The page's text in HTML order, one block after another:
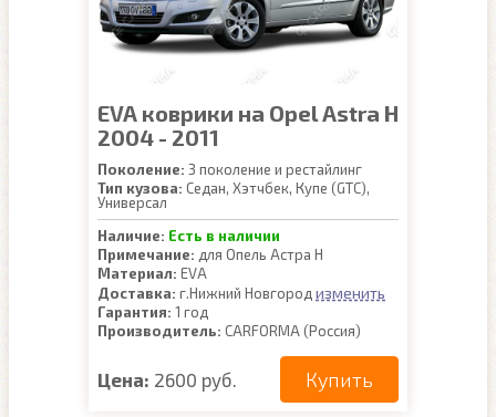
EVA коврики на Opel Astra H
2004 - 2011
Поколение: 3 поколение и рестайлинг
Тип кузова: Седан, Хэтчбек, Купе (GTC),
Универсал
Наличие: Есть в наличии
Примечание: для Опель Астра Н
Материал: EVA
Доставка: г.Нижний Новгород изменить
Гарантия: 1 год
Производитель: CARFORMA (Россия)
Цена: 2600 руб. Купить